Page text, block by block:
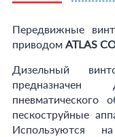
Передвижные
приводом ATLAS
Дизельный
пневматического
пескоструйные
Используются